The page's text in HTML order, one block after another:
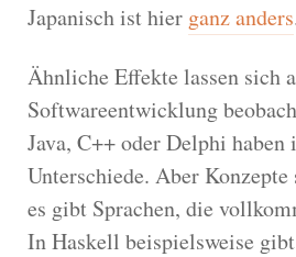
Japanisch ist hier ganz anders
Ähnliche Effekte lassen sich
Softwareentwicklung
Java, C++ oder Delphi
Unterschiede. Aber
es gibt Sprachen, die
In Haskell beispielsweise